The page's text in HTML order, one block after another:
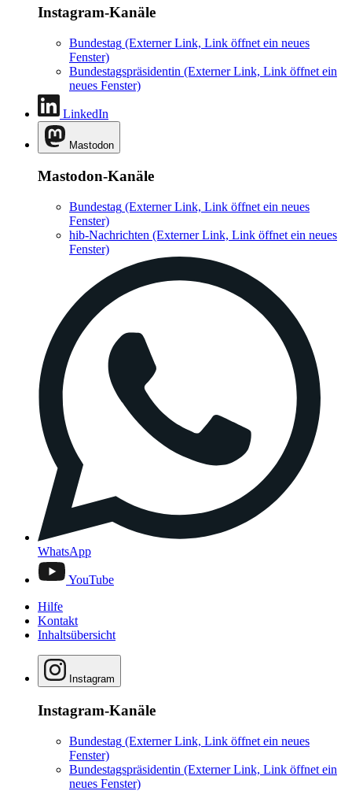
Instagram-Kanäle
Bundestag (Externer Link, Link öffnet ein neues
Fenster)
Bundestagspräsidentin (Externer Link, Link öffnet ein
neues Fenster)
LinkedIn
Mastodon
Mastodon-Kanäle
Bundestag (Externer Link, Link öffnet ein neues
Fenster)
hib-Nachrichten (Externer Link, Link öffnet ein neues
Fenster)
WhatsApp
YouTube
Hilfe
Kontakt
Inhaltsübersicht
Instagram
Instagram-Kanäle
Bundestag (Externer Link, Link öffnet ein neues
Fenster)
Bundestagspräsidentin (Externer Link, Link öffnet ein
neues Fenster)